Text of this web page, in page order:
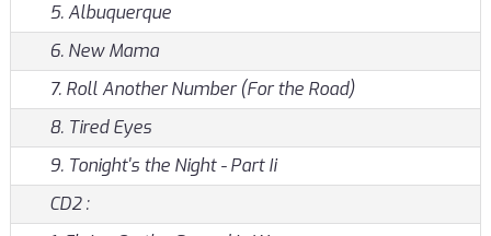
5. Albuquerque
6. New Mama
7. Roll Another Number (For the Road)
8. Tired Eyes
9. Tonight's the Night - Part Ii
CD2 :